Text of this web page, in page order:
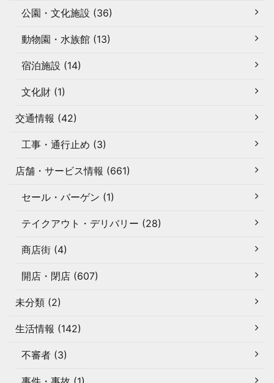
公園・文化施設 (36)
動物園・水族館 (13)
宿泊施設 (14)
文化財 (1)
交通情報 (42)
工事・通行止め (3)
店舗・サービス情報 (661)
セール・バーゲン (1)
テイクアウト・デリバリー (28)
商店街 (4)
開店・閉店 (607)
未分類 (2)
生活情報 (142)
不審者 (3)